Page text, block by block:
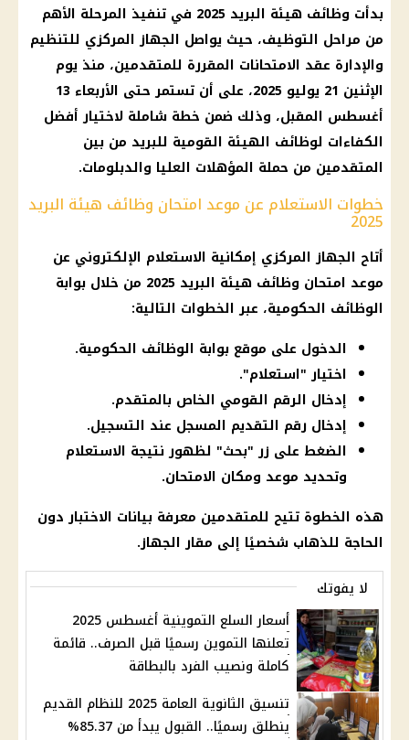
بدأت وظائف هيئة البريد 2025 في تنفيذ المرحلة الأهم
من مراحل التوظيف، حيث يواصل الجهاز المركزي للتنظيم
والإدارة عقد الامتحانات المقررة للمتقدمين، منذ يوم
الإثنين 21 يوليو 2025، على أن تستمر حتى الأربعاء 13
أغسطس المقبل، وذلك ضمن خطة شاملة لاختيار أفضل
الكفاءات لوظائف الهيئة القومية للبريد من بين
المتقدمين من حملة المؤهلات العليا والدبلومات.
خطوات الاستعلام عن موعد امتحان وظائف هيئة البريد
2025
أتاح الجهاز المركزي إمكانية الاستعلام الإلكتروني عن
موعد امتحان وظائف هيئة البريد 2025 من خلال بوابة
الوظائف الحكومية، عبر الخطوات التالية:
الدخول على موقع بوابة الوظائف الحكومية.
اختيار "استعلام".
إدخال الرقم القومي الخاص بالمتقدم.
إدخال رقم التقديم المسجل عند التسجيل.
الضغط على زر "بحث" لظهور نتيجة الاستعلام
وتحديد موعد ومكان الامتحان.
هذه الخطوة تتيح للمتقدمين معرفة بيانات الاختبار دون
الحاجة للذهاب شخصيًا إلى مقار الجهاز.
لا يفوتك
أسعار السلع التموينية أغسطس 2025
تعلنها التموين رسميًا قبل الصرف.. قائمة
كاملة ونصيب الفرد بالبطاقة
تنسيق الثانوية العامة 2025 للنظام القديم
ينطلق رسميًا.. القبول يبدأ من 85.37%